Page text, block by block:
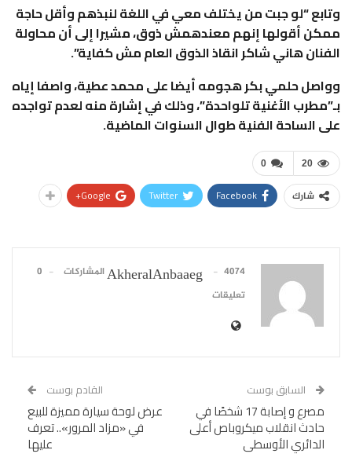
وتابع “لو جبت من يختلف معي في اللغة لنبذهم وأقل حاجة
ممكن أقولها إنهم معندهمش ذوق، مشيرا إلى أن محاولة
الفنان هاني شاكر انقاذ الذوق العام مش كفاية”.
وواصل حلمي بكر هجومه أيضا على محمد عطية، واصفا إياه
بـ”مطرب الأغنية تلواحدة”، وذلك في إشارة منه لعدم تواجده
على الساحة الفنية طوال السنوات الماضية.
0 20
شارك Facebook
Twitter
Google+
AkheralAnbaaeg 4074 المشاركات
0
تعليقات
السابق بوست
مصرع و إصابة 17 شخصًا في
حادث انقلاب ميكروباص أعلى
الدائري الأوسطى
القادم بوست
عرض لوحة سيارة مميزة للبيع
في «مزاد المرور».. تعرف
عليها